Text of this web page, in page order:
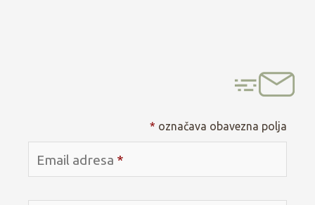
* označava obavezna polja
Email adresa *